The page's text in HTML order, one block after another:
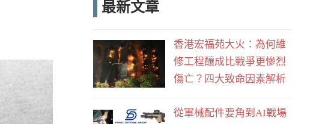
e
o
o
k
d
最新文章
香港宏福苑大火：為何維
修工程釀成比戰爭更慘烈
傷亡？四大致命因素解析
從軍械配件要角到AI戰場